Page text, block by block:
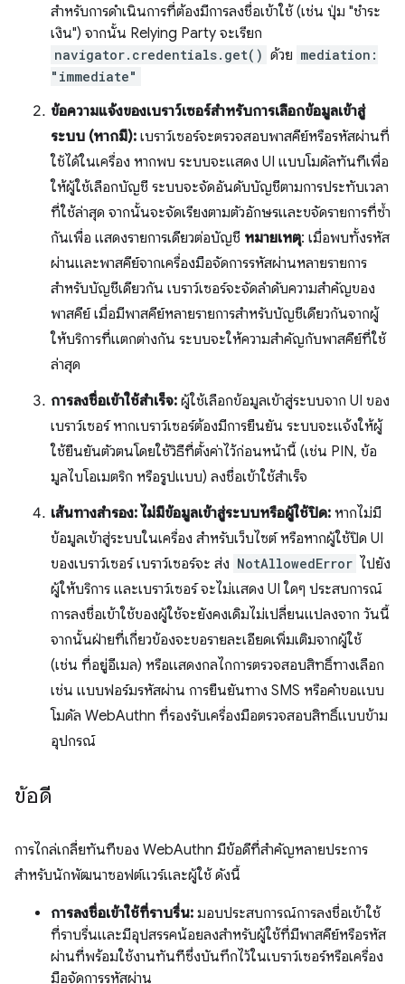
สำหรับการดำเนินการที่ต้องมีการลงชื่อเข้าใช้ (เช่น ปุ่ม "ชำระ
เงิน") จากนั้น Relying Party จะเรียก
navigator.credentials.get() ด้วย mediation:
"immediate"
ข้อความแจ้งของเบราว์เซอร์สำหรับการเลือกข้อมูลเข้าสู่
ระบบ (หากมี): เบราว์เซอร์จะตรวจสอบพาสคีย์หรือรหัสผ่านที่
ใช้ได้ในเครื่อง หากพบ ระบบจะแสดง UI แบบโมดัลทันทีเพื่อ
ให้ผู้ใช้เลือกบัญชี ระบบจะจัดอันดับบัญชีตามการประทับเวลา
ที่ใช้ล่าสุด จากนั้นจะจัดเรียงตามตัวอักษรและขจัดรายการที่ซ้ำ
กันเพื่อ แสดงรายการเดียวต่อบัญชี หมายเหตุ: เมื่อพบทั้งรหัส
ผ่านและพาสคีย์จากเครื่องมือจัดการรหัสผ่านหลายรายการ
สำหรับบัญชีเดียวกัน เบราว์เซอร์จะจัดลำดับความสำคัญของ
พาสคีย์ เมื่อมีพาสคีย์หลายรายการสำหรับบัญชีเดียวกันจากผู้
ให้บริการที่แตกต่างกัน ระบบจะให้ความสำคัญกับพาสคีย์ที่ใช้
ล่าสุด
การลงชื่อเข้าใช้สำเร็จ: ผู้ใช้เลือกข้อมูลเข้าสู่ระบบจาก UI ของ
เบราว์เซอร์ หากเบราว์เซอร์ต้องมีการยืนยัน ระบบจะแจ้งให้ผู้
ใช้ยืนยันตัวตนโดยใช้วิธีที่ตั้งค่าไว้ก่อนหน้านี้ (เช่น PIN, ข้อ
มูลไบโอเมตริก หรือรูปแบบ) ลงชื่อเข้าใช้สำเร็จ
เส้นทางสำรอง: ไม่มีข้อมูลเข้าสู่ระบบหรือผู้ใช้ปิด: หากไม่มี
ข้อมูลเข้าสู่ระบบในเครื่อง สำหรับเว็บไซต์ หรือหากผู้ใช้ปิด UI
ของเบราว์เซอร์ เบราว์เซอร์จะ ส่ง NotAllowedError ไปยัง
ผู้ให้บริการ และเบราว์เซอร์ จะไม่แสดง UI ใดๆ ประสบการณ์
การลงชื่อเข้าใช้ของผู้ใช้จะยังคงเดิมไม่เปลี่ยนแปลงจาก วันนี้
จากนั้นฝ่ายที่เกี่ยวข้องจะขอรายละเอียดเพิ่มเติมจากผู้ใช้
(เช่น ที่อยู่อีเมล) หรือแสดงกลไกการตรวจสอบสิทธิ์ทางเลือก
เช่น แบบฟอร์มรหัสผ่าน การยืนยันทาง SMS หรือคำขอแบบ
โมดัล WebAuthn ที่รองรับเครื่องมือตรวจสอบสิทธิ์แบบข้าม
อุปกรณ์
ข้อดี
การไกล่เกลี่ยทันทีของ WebAuthn มีข้อดีที่สำคัญหลายประการ
สำหรับนักพัฒนาซอฟต์แวร์และผู้ใช้ ดังนี้
การลงชื่อเข้าใช้ที่ราบรื่น: มอบประสบการณ์การลงชื่อเข้าใช้
ที่ราบรื่นและมีอุปสรรคน้อยลงสำหรับผู้ใช้ที่มีพาสคีย์หรือรหัส
ผ่านที่พร้อมใช้งานทันทีซึ่งบันทึกไว้ในเบราว์เซอร์หรือเครื่อง
มือจัดการรหัสผ่าน